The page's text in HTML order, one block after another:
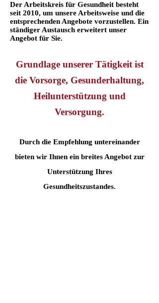
Der Arbeitskreis für Gesundheit besteht
seit 2010, um unsere Arbeitsweise und die
entsprechenden Angebote vorzustellen. Ein
ständiger Austausch erweitert unser
Angebot für Sie.
Grundlage unserer Tätigkeit ist
die Vorsorge, Gesunderhaltung,
Heilunterstützung und
Versorgung.
Durch die Empfehlung untereinander
bieten wir Ihnen ein breites Angebot zur
Unterstützung Ihres
Gesundheitszustandes.